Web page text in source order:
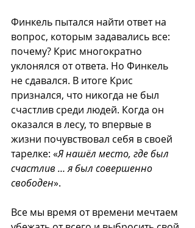
Финкель пытался найти ответ на
вопрос, которым задавались все:
почему? Крис многократно
уклонялся от ответа. Но Финкель
не сдавался. В итоге Крис
признался, что никогда не был
счастлив среди людей. Когда он
оказался в лесу, то впервые в
жизни почувствовал себя в своей
тарелке: «Я нашёл место, где был
счастлив … я был совершенно
свободен».
Все мы время от времени мечтаем